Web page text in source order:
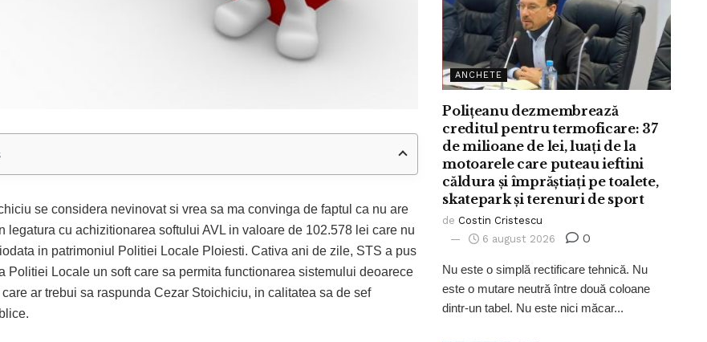
se considera nevinovat si vrea sa ma convinga de faptul ca nu are
legatura cu achizitionarea softului AVL in valoare de 102.578 lei care nu
in patrimoniul Politiei Locale Ploiesti. Cativa ani de zile, STS a pus
Politiei Locale un soft care sa permita functionarea sistemului deoarece
ar trebui sa raspunda Cezar Stoichiciu, in calitatea sa de sef
ANCHETE
Polițeanu dezmembrează
creditul pentru termoficare: 37
de milioane de lei, luați de la
motoarele care puteau ieftini
căldura și împrăștiați pe toalete,
skatepark și terenuri de sport
de Costin Cristescu
6 august 2026
0
Nu este o simplă rectificare tehnică. Nu
este o mutare neutră între două coloane
dintr-un tabel. Nu este nici măcar...